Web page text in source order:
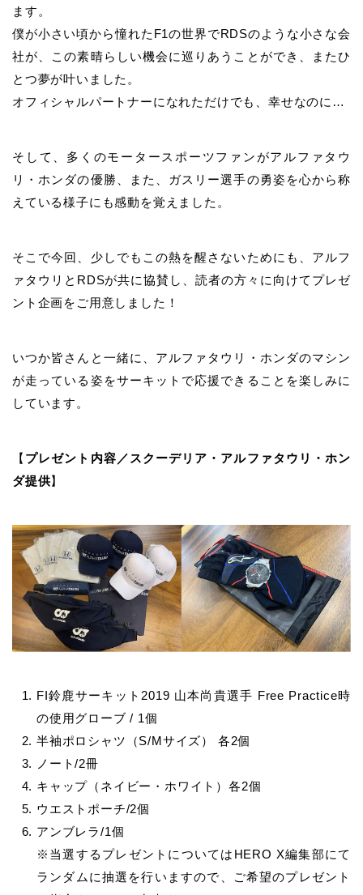
ます。
僕が小さい頃から憧れたF1の世界でRDSのような小さな会
社が、この素晴らしい機会に巡りあうことができ、またひ
とつ夢が叶いました。
オフィシャルパートナーになれただけでも、幸せなのに…
そして、多くのモータースポーツファンがアルファタウ
リ・ホンダの優勝、また、ガスリー選手の勇姿を心から称
えている様子にも感動を覚えました。
そこで今回、少しでもこの熱を醒さないためにも、アルフ
ァタウリとRDSが共に協賛し、読者の方々に向けてプレゼ
ント企画をご用意しました！
いつか皆さんと一緒に、アルファタウリ・ホンダのマシン
が走っている姿をサーキットで応援できることを楽しみに
しています。
【 プレゼント内容／スクーデリア・アルファタウリ・ホン
ダ提供】
FI鈴鹿サーキット2019 山本尚貴選手 Free Practice時
の使用グローブ / 1個
半袖ポロシャツ（S/Mサイズ） 各2個
ノート/2冊
キャップ（ネイビー・ホワイト）各2個
ウエストポーチ/2個
アンブレラ/1個
※当選するプレゼントについてはHERO X編集部にて
ランダムに抽選を行いますので、ご希望のプレゼント